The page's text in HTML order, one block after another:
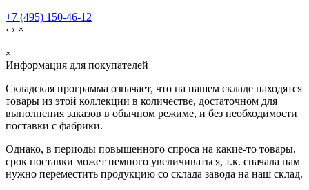
+7 (495) 150-46-12
‹ › ×
×
Информация для покупателей
Складская программа означает, что на нашем складе находятся
товары из этой коллекции в количестве, достаточном для
выполнения заказов в обычном режиме, и без необходимости
поставки с фабрики.
Однако, в периоды повышенного спроса на какие-то товары,
срок поставки может немного увеличиваться, т.к. сначала нам
нужно переместить продукцию со склада завода на наш склад.